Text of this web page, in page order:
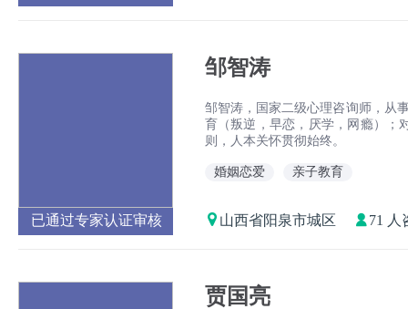
已通过专家认证审核
邹智涛
邹智涛，国家二级心理咨询师，从
育（叛逆，早恋，厌学，网瘾）；
则，人本关怀贯彻始终。
婚姻恋爱 亲子教育
山西省阳泉市城区 71 人
贾国亮